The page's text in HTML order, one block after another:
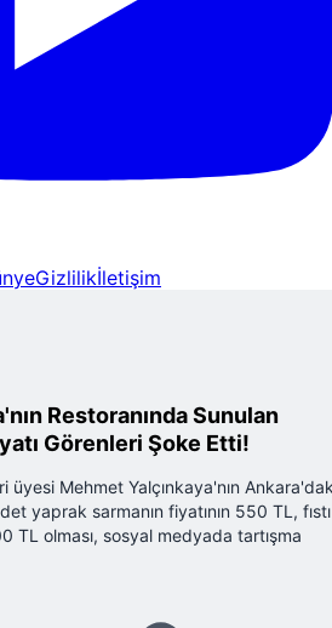
Gizlilikİletişim
Restoranında Sunulan
Görenleri Şoke Etti!
üyesi Mehmet Yalçınkaya'nın
yaprak sarmanın fiyatının 550 TL,
TL olması, sosyal medyada tartışma